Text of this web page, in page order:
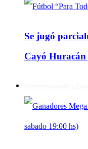
Se jugó
Cayó Huracán